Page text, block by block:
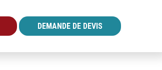
DEMANDE DE DEVIS